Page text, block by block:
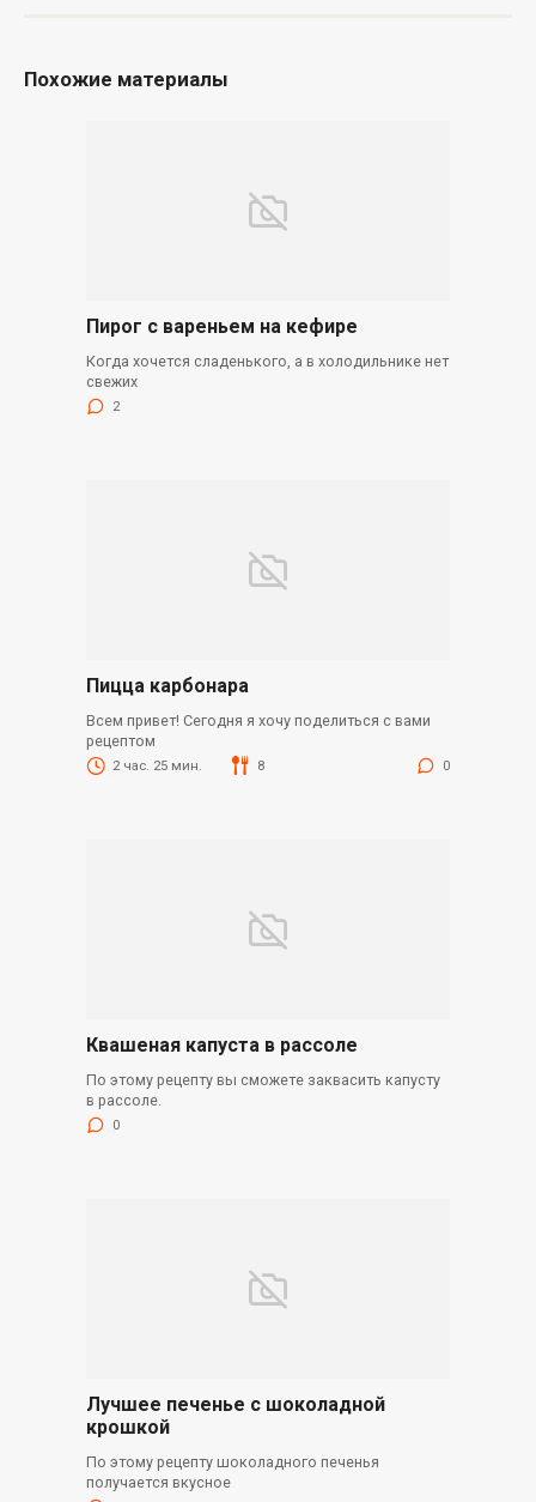
Похожие материалы
Пирог с вареньем на кефире
Когда хочется сладенького, а в холодильнике нет
свежих
2
Пицца карбонара
Всем привет! Сегодня я хочу поделиться с вами
рецептом
2 час. 25 мин. 8 0
Квашеная капуста в рассоле
По этому рецепту вы сможете заквасить капусту
в рассоле.
0
Лучшее печенье с шоколадной
крошкой
По этому рецепту шоколадного печенья
получается вкусное